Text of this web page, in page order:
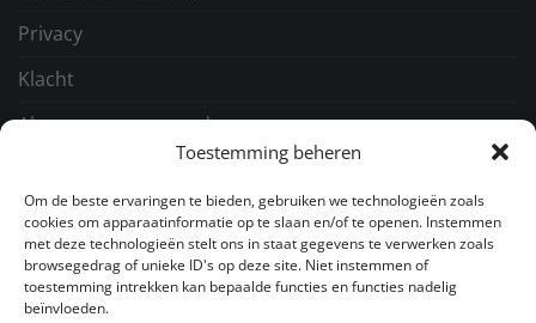
Toestemming beheren
Om de beste ervaringen te bieden, gebruiken we technologieën zoals
cookies om apparaatinformatie op te slaan en/of te openen. Instemmen
met deze technologieën stelt ons in staat gegevens te verwerken zoals
browsegedrag of unieke ID's op deze site. Niet instemmen of
toestemming intrekken kan bepaalde functies en functies nadelig
beïnvloeden.
Privacy
Klacht
Algemene voorwaarden
GA NAAR
Over ons
Snacks